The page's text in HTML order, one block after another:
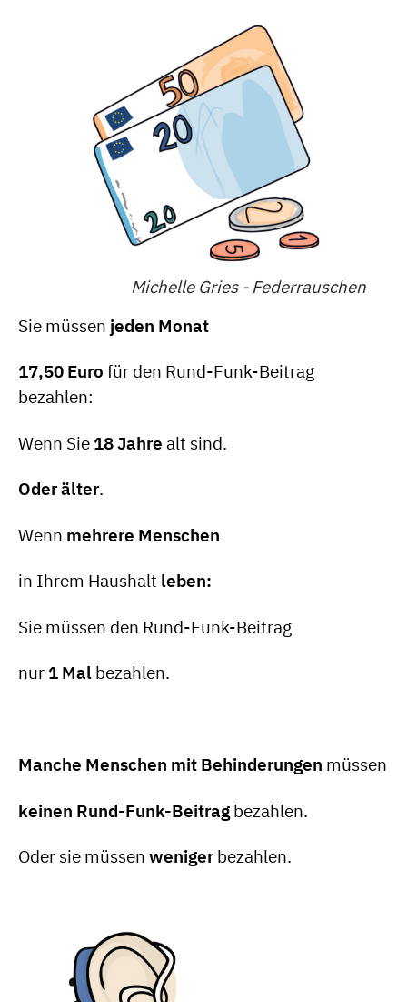
Michelle Gries - Federrauschen
Sie müssen jeden Monat
17,50 Euro für den Rund-Funk-Beitrag
bezahlen:
Wenn Sie 18 Jahre alt sind.
Oder älter.
Wenn mehrere Menschen
in Ihrem Haushalt leben:
Sie müssen den Rund-Funk-Beitrag
nur 1 Mal bezahlen.
Manche Menschen mit Behinderungen müssen
keinen Rund-Funk-Beitrag bezahlen.
Oder sie müssen wenigerbezahlen.